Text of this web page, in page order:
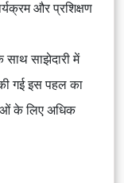
और प्रशिक्षण
साथ साझेदारी में
की गई इस पहल का
के लिए अधिक